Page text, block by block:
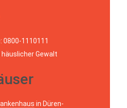
0800-1110111
häuslicher Gewalt
in Düren-